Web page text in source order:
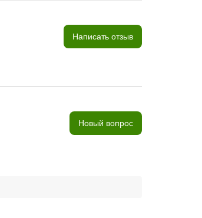
Написать отзыв
Новый вопрос